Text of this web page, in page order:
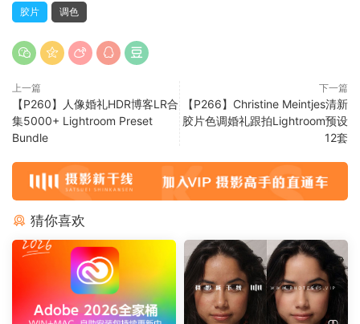
胶片
调色
上一篇
【P260】人像婚礼HDR博客LR合
集5000+ Lightroom Preset
Bundle
下一篇
【P266】Christine Meintjes清新
胶片色调婚礼跟拍Lightroom预设
12套
猜你喜欢